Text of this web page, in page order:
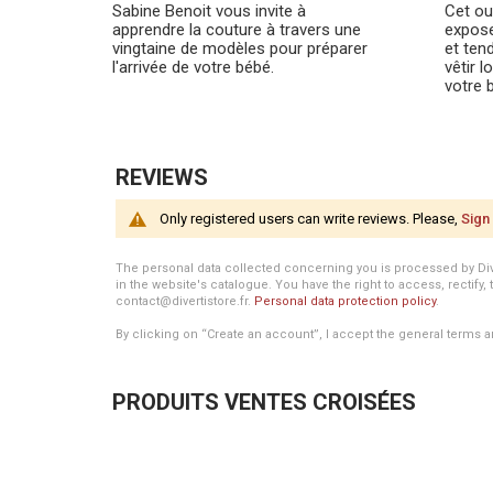
Sabine Benoit vous invite à
apprendre la couture à travers une
vingtaine de modèles pour préparer
l'arrivée de votre bébé.
Cet
et
vêtir
votre
REVIEWS
Only registered users can write reviews. Please, Sign
The personal data collected concerning you is processed by
in the website's catalogue. You have the right to access,
contact@divertistore.fr. Personal data protection policy.
By clicking on “Create an account”, I accept the general terms
PRODUITS VENTES CROISÉES